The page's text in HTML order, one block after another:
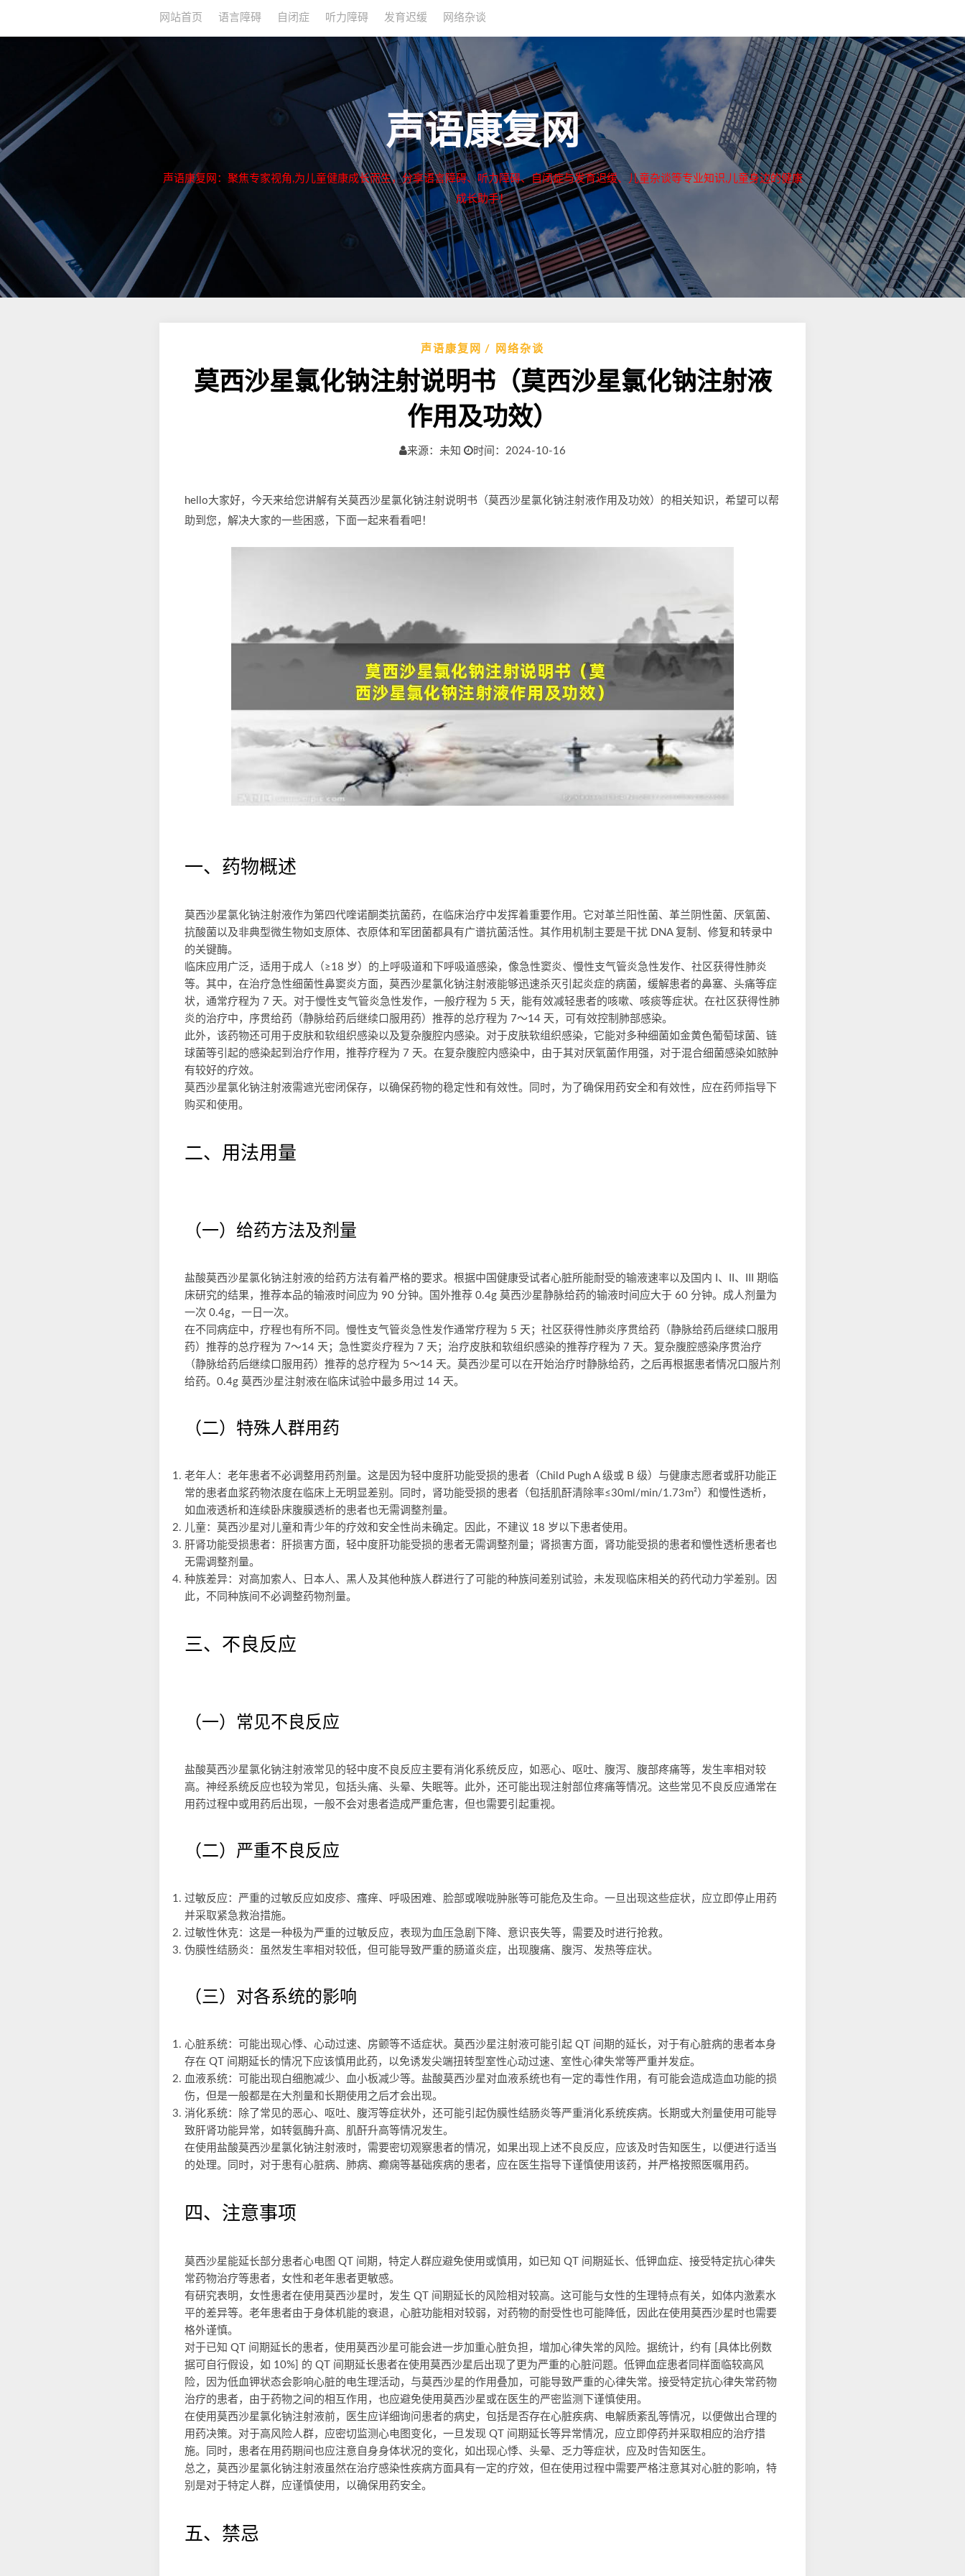
网站首页 语言障碍 自闭症 听力障碍 发育迟缓 网络杂谈
声语康复网
声语康复网：聚焦专家视角,为儿童健康成长而生，分享语言障碍、听力障碍、自闭症与发育迟缓、儿童杂谈等专业知识,儿童身边的健康
成长助手！
声语康复网 网络杂谈
莫西沙星氯化钠注射说明书（莫西沙星氯化钠注射液
作用及功效）
来源：未知 时间：2024-10-16
hello大家好，今天来给您讲解有关莫西沙星氯化钠注射说明书（莫西沙星氯化钠注射液作用及功效）的相关知识，希望可以帮
助到您，解决大家的一些困惑，下面一起来看看吧！
一、药物概述
莫西沙星氯化钠注射液作为第四代喹诺酮类抗菌药，在临床治疗中发挥着重要作用。它对革兰阳性菌、革兰阴性菌、厌氧菌、
抗酸菌以及非典型微生物如支原体、衣原体和军团菌都具有广谱抗菌活性。其作用机制主要是干扰 DNA 复制、修复和转录中
的关键酶。
临床应用广泛，适用于成人（≥18 岁）的上呼吸道和下呼吸道感染，像急性窦炎、慢性支气管炎急性发作、社区获得性肺炎
等。其中，在治疗急性细菌性鼻窦炎方面，莫西沙星氯化钠注射液能够迅速杀灭引起炎症的病菌，缓解患者的鼻塞、头痛等症
状，通常疗程为 7 天。对于慢性支气管炎急性发作，一般疗程为 5 天，能有效减轻患者的咳嗽、咳痰等症状。在社区获得性肺
炎的治疗中，序贯给药（静脉给药后继续口服用药）推荐的总疗程为 7～14 天，可有效控制肺部感染。
此外，该药物还可用于皮肤和软组织感染以及复杂腹腔内感染。对于皮肤软组织感染，它能对多种细菌如金黄色葡萄球菌、链
球菌等引起的感染起到治疗作用，推荐疗程为 7 天。在复杂腹腔内感染中，由于其对厌氧菌作用强，对于混合细菌感染如脓肿
有较好的疗效。
莫西沙星氯化钠注射液需遮光密闭保存，以确保药物的稳定性和有效性。同时，为了确保用药安全和有效性，应在药师指导下
购买和使用。
二、用法用量
（一）给药方法及剂量
盐酸莫西沙星氯化钠注射液的给药方法有着严格的要求。根据中国健康受试者心脏所能耐受的输液速率以及国内 I、II、III 期临
床研究的结果，推荐本品的输液时间应为 90 分钟。国外推荐 0.4g 莫西沙星静脉给药的输液时间应大于 60 分钟。成人剂量为
一次 0.4g，一日一次。
在不同病症中，疗程也有所不同。慢性支气管炎急性发作通常疗程为 5 天；社区获得性肺炎序贯给药（静脉给药后继续口服用
药）推荐的总疗程为 7～14 天；急性窦炎疗程为 7 天；治疗皮肤和软组织感染的推荐疗程为 7 天。复杂腹腔感染序贯治疗
（静脉给药后继续口服用药）推荐的总疗程为 5～14 天。莫西沙星可以在开始治疗时静脉给药，之后再根据患者情况口服片剂
给药。0.4g 莫西沙星注射液在临床试验中最多用过 14 天。
（二）特殊人群用药
老年人：老年患者不必调整用药剂量。这是因为轻中度肝功能受损的患者（Child Pugh A 级或 B 级）与健康志愿者或肝功能正
常的患者血浆药物浓度在临床上无明显差别。同时，肾功能受损的患者（包括肌酐清除率≤30ml/min/1.73m²）和慢性透析，
如血液透析和连续卧床腹膜透析的患者也无需调整剂量。
儿童：莫西沙星对儿童和青少年的疗效和安全性尚未确定。因此，不建议 18 岁以下患者使用。
肝肾功能受损患者：肝损害方面，轻中度肝功能受损的患者无需调整剂量；肾损害方面，肾功能受损的患者和慢性透析患者也
无需调整剂量。
种族差异：对高加索人、日本人、黑人及其他种族人群进行了可能的种族间差别试验，未发现临床相关的药代动力学差别。因
此，不同种族间不必调整药物剂量。
三、不良反应
（一）常见不良反应
盐酸莫西沙星氯化钠注射液常见的轻中度不良反应主要有消化系统反应，如恶心、呕吐、腹泻、腹部疼痛等，发生率相对较
高。神经系统反应也较为常见，包括头痛、头晕、失眠等。此外，还可能出现注射部位疼痛等情况。这些常见不良反应通常在
用药过程中或用药后出现，一般不会对患者造成严重危害，但也需要引起重视。
（二）严重不良反应
过敏反应：严重的过敏反应如皮疹、瘙痒、呼吸困难、脸部或喉咙肿胀等可能危及生命。一旦出现这些症状，应立即停止用药
并采取紧急救治措施。
过敏性休克：这是一种极为严重的过敏反应，表现为血压急剧下降、意识丧失等，需要及时进行抢救。
伪膜性结肠炎：虽然发生率相对较低，但可能导致严重的肠道炎症，出现腹痛、腹泻、发热等症状。
（三）对各系统的影响
心脏系统：可能出现心悸、心动过速、房颤等不适症状。莫西沙星注射液可能引起 QT 间期的延长，对于有心脏病的患者本身
存在 QT 间期延长的情况下应该慎用此药，以免诱发尖端扭转型室性心动过速、室性心律失常等严重并发症。
血液系统：可能出现白细胞减少、血小板减少等。盐酸莫西沙星对血液系统也有一定的毒性作用，有可能会造成造血功能的损
伤，但是一般都是在大剂量和长期使用之后才会出现。
消化系统：除了常见的恶心、呕吐、腹泻等症状外，还可能引起伪膜性结肠炎等严重消化系统疾病。长期或大剂量使用可能导
致肝肾功能异常，如转氨酶升高、肌酐升高等情况发生。
在使用盐酸莫西沙星氯化钠注射液时，需要密切观察患者的情况，如果出现上述不良反应，应该及时告知医生，以便进行适当
的处理。同时，对于患有心脏病、肺病、癫痫等基础疾病的患者，应在医生指导下谨慎使用该药，并严格按照医嘱用药。
四、注意事项
莫西沙星能延长部分患者心电图 QT 间期，特定人群应避免使用或慎用，如已知 QT 间期延长、低钾血症、接受特定抗心律失
常药物治疗等患者，女性和老年患者更敏感。
有研究表明，女性患者在使用莫西沙星时，发生 QT 间期延长的风险相对较高。这可能与女性的生理特点有关，如体内激素水
平的差异等。老年患者由于身体机能的衰退，心脏功能相对较弱，对药物的耐受性也可能降低，因此在使用莫西沙星时也需要
格外谨慎。
对于已知 QT 间期延长的患者，使用莫西沙星可能会进一步加重心脏负担，增加心律失常的风险。据统计，约有 [具体比例数
据可自行假设，如 10%] 的 QT 间期延长患者在使用莫西沙星后出现了更为严重的心脏问题。低钾血症患者同样面临较高风
险，因为低血钾状态会影响心脏的电生理活动，与莫西沙星的作用叠加，可能导致严重的心律失常。接受特定抗心律失常药物
治疗的患者，由于药物之间的相互作用，也应避免使用莫西沙星或在医生的严密监测下谨慎使用。
在使用莫西沙星氯化钠注射液前，医生应详细询问患者的病史，包括是否存在心脏疾病、电解质紊乱等情况，以便做出合理的
用药决策。对于高风险人群，应密切监测心电图变化，一旦发现 QT 间期延长等异常情况，应立即停药并采取相应的治疗措
施。同时，患者在用药期间也应注意自身身体状况的变化，如出现心悸、头晕、乏力等症状，应及时告知医生。
总之，莫西沙星氯化钠注射液虽然在治疗感染性疾病方面具有一定的疗效，但在使用过程中需要严格注意其对心脏的影响，特
别是对于特定人群，应谨慎使用，以确保用药安全。
五、禁忌